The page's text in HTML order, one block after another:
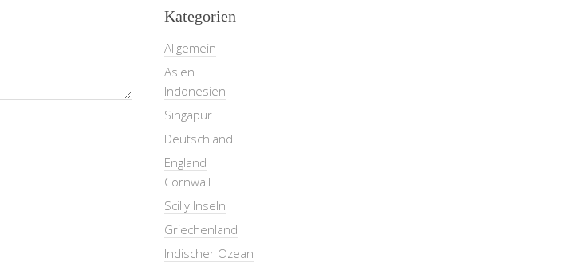
Kategorien
Allgemein
Asien
Indonesien
Singapur
Deutschland
England
Cornwall
Scilly Inseln
Griechenland
Indischer Ozean